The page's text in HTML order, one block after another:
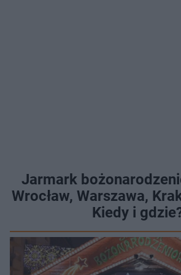
Jarmark
Wrocław, Warszawa,
Kiedy i